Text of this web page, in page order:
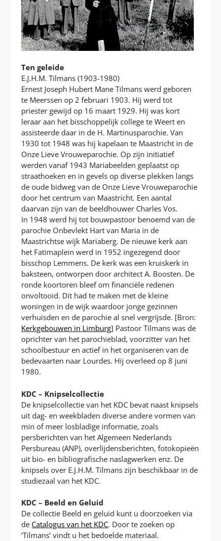
Ten geleide
E.J.H.M. Tilmans (1903-1980)
Ernest Joseph Hubert Mane Tilmans werd geboren
te Meerssen op 2 februari 1903. Hij werd tot
priester gewijd op 16 maart 1929. Hij was kort
leraar aan het bisschoppelijk college te Weert en
assisteerde daar in de H. Martinusparochie. Van
1930 tot 1948 was hij kapelaan te Maastricht in de
Onze Lieve Vrouweparochie. Op zijn initiatief
werden vanaf 1943 Mariabeelden geplaatst op
straathoeken en in gevels op diverse plekken langs
de oude bidweg van de Onze Lieve Vrouweparochie
door het centrum van Maastricht. Een aantal
daarvan zijn van de beeldhouwer Charles Vos.
In 1948 werd hij tot bouwpastoor benoemd van de
parochie Onbevlekt Hart van Maria in de
Maastrichtse wijk Mariaberg. De nieuwe kerk aan
het Fatimaplein werd in 1952 ingezegend door
bisschop Lemmens. De kerk was een kruiskerk in
baksteen, ontworpen door architect A. Boosten. De
ronde koortoren bleef om financiële redenen
onvoltooid. Dit had te maken met de kleine
woningen in de wijk waardoor jonge gezinnen
verhuisden en de parochie al snel vergrijsde. [Bron:
Kerkgebouwen in Limburg] Pastoor Tilmans was de
oprichter van het parochieblad, voorzitter van het
schoolbestuur en actief in het organiseren van de
bedevaarten naar Lourdes. Hij overleed op 8 juni
1980.
KDC – Knipselcollectie
De knipselcollectie van het KDC bevat naast knipsels
uit dag- en weekbladen diverse andere vormen van
min of meer losbladige informatie, zoals
persberichten van het Algemeen Nederlands
Persbureau (ANP), overlijdensberichten, fotokopieën
uit bio- en bibliografische naslagwerken enz. De
knipsels over E.J.H.M. Tilmans zijn beschikbaar in de
studiezaal van het KDC.
KDC – Beeld en Geluid
De collectie Beeld en geluid kunt u doorzoeken via
de Catalogus van het KDC. Door te zoeken op
‘Tilmans’ vindt u het bedoelde materiaal.